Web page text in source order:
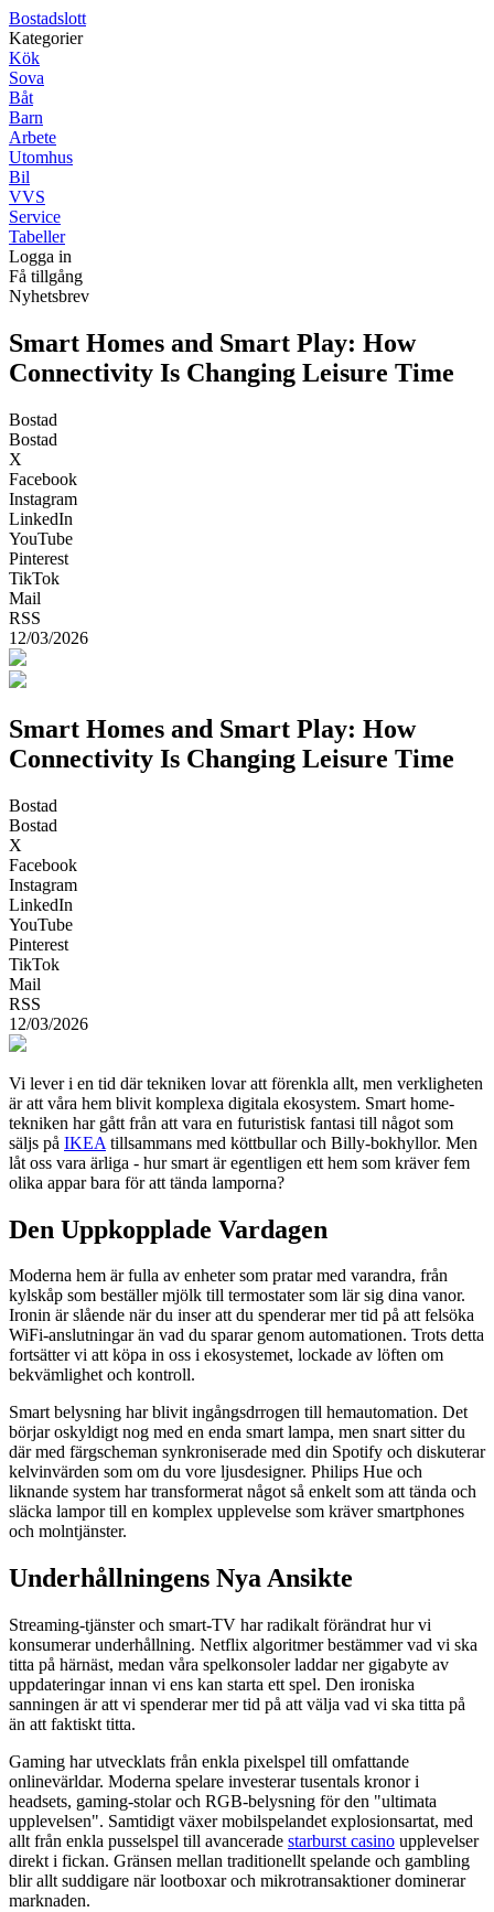
Bostadslott
Kategorier
Kök
Sova
Båt
Barn
Arbete
Utomhus
Bil
VVS
Service
Tabeller
Logga in
Få tillgång
Nyhetsbrev
Smart Homes and Smart Play: How
Connectivity Is Changing Leisure Time
Bostad
Bostad
X
Facebook
Instagram
LinkedIn
YouTube
Pinterest
TikTok
Mail
RSS
12/03/2026
Smart Homes and Smart Play: How
Connectivity Is Changing Leisure Time
Bostad
Bostad
X
Facebook
Instagram
LinkedIn
YouTube
Pinterest
TikTok
Mail
RSS
12/03/2026
Vi lever i en tid där tekniken lovar att förenkla allt, men verkligheten
är att våra hem blivit komplexa digitala ekosystem. Smart home-
tekniken har gått från att vara en futuristisk fantasi till något som
säljs på IKEA tillsammans med köttbullar och Billy-bokhyllor. Men
låt oss vara ärliga - hur smart är egentligen ett hem som kräver fem
olika appar bara för att tända lamporna?
Den Uppkopplade Vardagen
Moderna hem är fulla av enheter som pratar med varandra, från
kylskåp som beställer mjölk till termostater som lär sig dina vanor.
Ironin är slående när du inser att du spenderar mer tid på att felsöka
WiFi-anslutningar än vad du sparar genom automationen. Trots detta
fortsätter vi att köpa in oss i ekosystemet, lockade av löften om
bekvämlighet och kontroll.
Smart belysning har blivit ingångsdrrogen till hemautomation. Det
börjar oskyldigt nog med en enda smart lampa, men snart sitter du
där med färgscheman synkroniserade med din Spotify och diskuterar
kelvinvärden som om du vore ljusdesigner. Philips Hue och
liknande system har transformerat något så enkelt som att tända och
släcka lampor till en komplex upplevelse som kräver smartphones
och molntjänster.
Underhållningens Nya Ansikte
Streaming-tjänster och smart-TV har radikalt förändrat hur vi
konsumerar underhållning. Netflix algoritmer bestämmer vad vi ska
titta på härnäst, medan våra spelkonsoler laddar ner gigabyte av
uppdateringar innan vi ens kan starta ett spel. Den ironiska
sanningen är att vi spenderar mer tid på att välja vad vi ska titta på
än att faktiskt titta.
Gaming har utvecklats från enkla pixelspel till omfattande
onlinevärldar. Moderna spelare investerar tusentals kronor i
headsets, gaming-stolar och RGB-belysning för den "ultimata
upplevelsen". Samtidigt växer mobilspelandet explosionsartat, med
allt från enkla pusselspel till avancerade starburst casino upplevelser
direkt i fickan. Gränsen mellan traditionellt spelande och gambling
blir allt suddigare när lootboxar och mikrotransaktioner dominerar
marknaden.